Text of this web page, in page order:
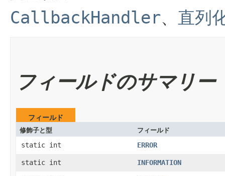
CallbackHandler、 直列
フィールドのサマリー
フィールド
修飾子と型 フィールド
static int ERROR
static int INFORMATION